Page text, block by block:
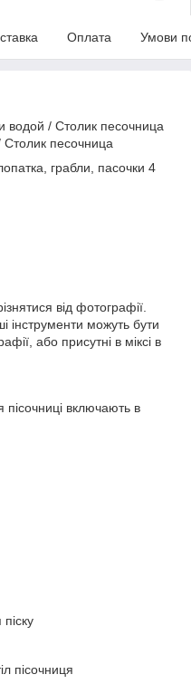
Оплата Умови
водой / Столик песочница
песочница
грабли, пасочки 4
від фотографії.
інструменти можуть бути
або присутні в міксі в
пісочниці включають в
пісочниця